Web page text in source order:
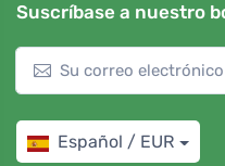
Suscríbase a nuestro
Español / EUR